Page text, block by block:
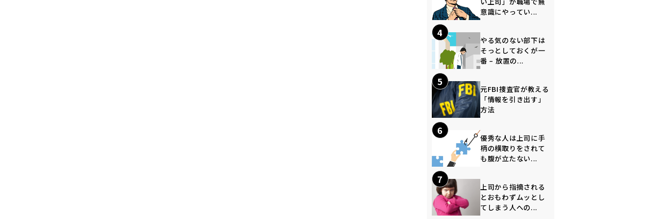
意識にやってい...
4
やる気のない部下は
そっとしておくが一
番 – 放置の...
5
元FBI捜査官が教える
「情報を引き出す」
方法
6
優秀な人は上司に手
柄の横取りをされて
も腹が立たない...
7
上司から指摘される
とおもわずムッとし
てしまう人への...